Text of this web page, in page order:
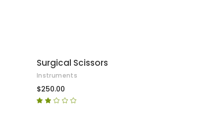
Surgical Scissors
Instruments
$250.00